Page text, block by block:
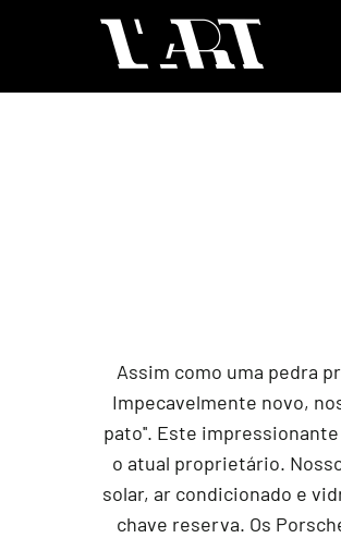
Assim como uma pedra
Impecavelmente novo,
pato''. Este
o atual proprietário.
solar, ar condicionado e
chave reserva. Os